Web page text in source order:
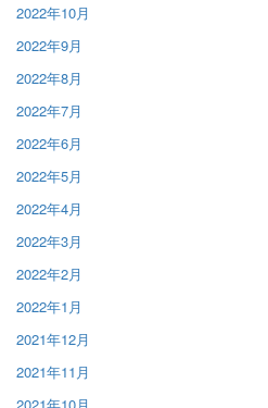
2022年10月
2022年9月
2022年8月
2022年7月
2022年6月
2022年5月
2022年4月
2022年3月
2022年2月
2022年1月
2021年12月
2021年11月